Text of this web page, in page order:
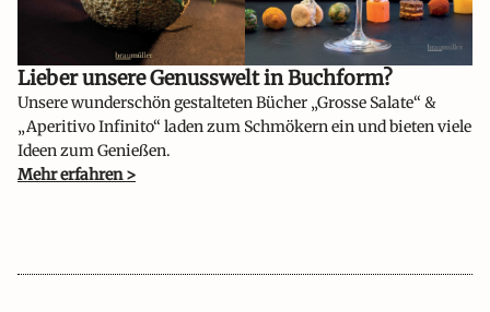
Lieber unsere Genusswelt in Buchform?​
Unsere wunderschön gestalteten Bücher „Grosse Salate“ &
„Aperitivo Infinito“ laden zum Schmökern ein und bieten viele
Ideen zum Genießen.
Mehr erfahren >